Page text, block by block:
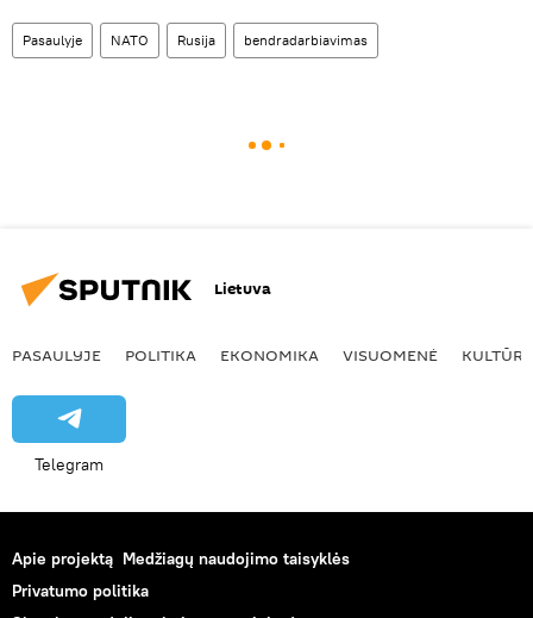
Pasaulyje NATO Rusija bendradarbiavimas
Lietuva
PASAULYJE POLITIKA EKONOMIKA VISUOMENĖ KULTŪRA
Telegram
Apie projektą Medžiagų naudojimo taisyklės
Privatumo politika